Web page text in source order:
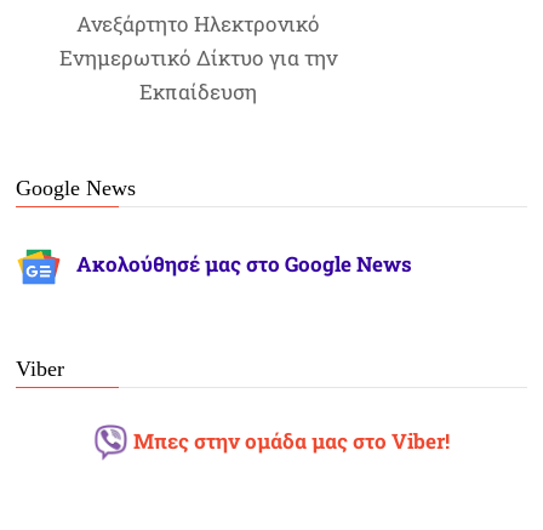
Ανεξάρτητο Ηλεκτρονικό
Ενημερωτικό Δίκτυο για την
Εκπαίδευση
Google News
Ακολούθησέ μας στο Google News
Viber
Μπες στην ομάδα μας στο Viber!